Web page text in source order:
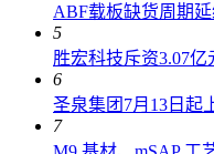
ABF载板缺货周期
5
胜宏科技斥资3.07
6
圣泉集团7月13日起
7